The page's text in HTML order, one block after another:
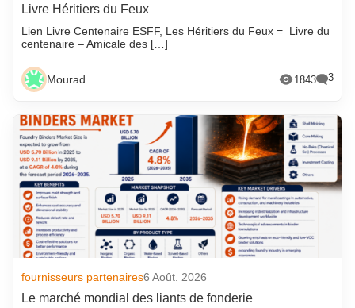
Livre Héritiers du Feux
Lien Livre Centenaire ESFF, Les Héritiers du Feux = Livre du
centenaire – Amicale des […]
Mourad 1843 3
fournisseurs partenaires6 Août. 2026
Le marché mondial des liants de fonderie